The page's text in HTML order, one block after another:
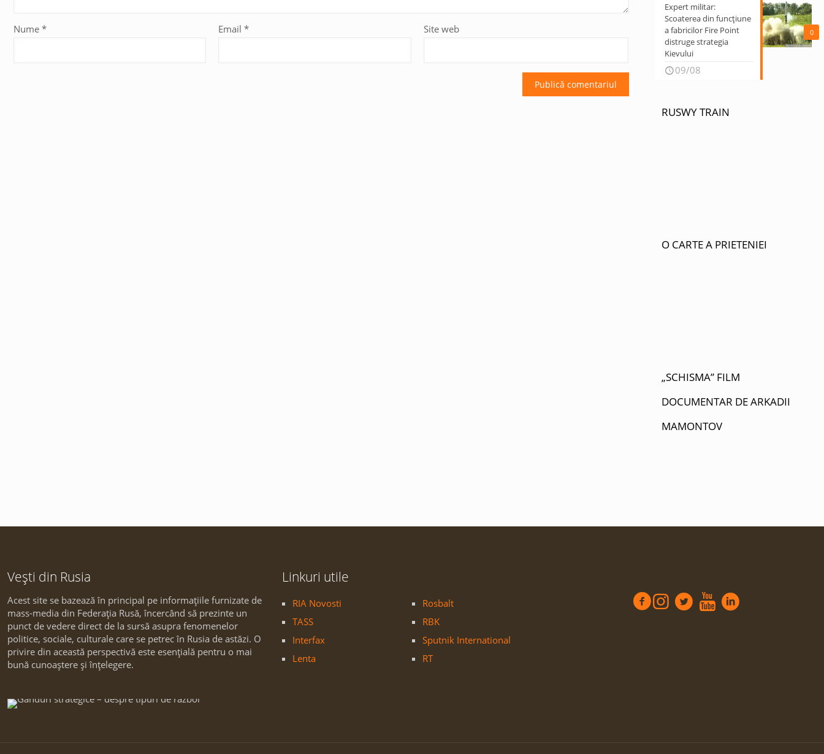
Nume * Email* Site web 0
Expert militar:
Scoaterea din funcțiune
a fabricilor Fire Point
distruge strategia
Kievului
09/08
RUSWY TRAIN
O CARTE A PRIETENIEI
„SCHISMA” FILM
DOCUMENTAR DE ARKADII
MAMONTOV
Vești din Rusia
Acest site se bazează în principal pe informațiile furnizate de
mass-media din Federația Rusă, încercând să prezinte un
punct de vedere direct de la sursă asupra fenomenelor
politice, sociale, culturale care se petrec în Rusia de astăzi. O
privire din această perspectivă este esențială pentru o mai
bună cunoaștere și înțelegere.
Linkuri utile
RIA Novosti
TASS
Interfax
Lenta
Rosbalt
RBK
Sputnik International
RT